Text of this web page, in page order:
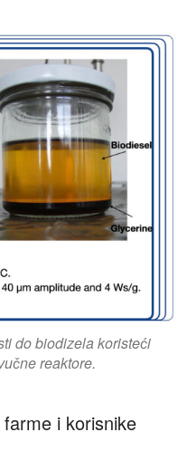
do biodizela koristeći
reaktore.
i korisnike